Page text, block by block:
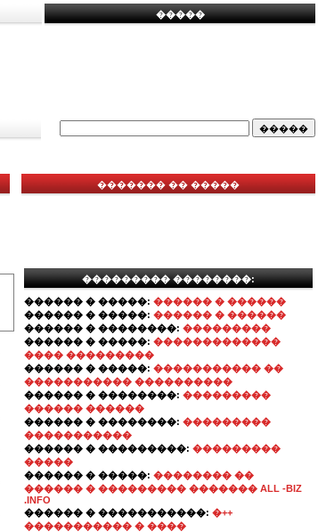
�����
������� �� �����
��������� ��������:
������ � �����: ������ � ������
������ � �����: ������ � ������
������ � ��������: ���������
������ � �����: �������������
���� ���������
������ � �����: ����������� ��
����������� ����������
������ � ��������: ���������
������ ������
������ � ��������: ���������
�����������
������ � ���������: ���������
�����
������ � �����: �������� ��
������ � ��������� ������� ALL -BIZ
.INFO
������ � �����������: �++
����������� � ����